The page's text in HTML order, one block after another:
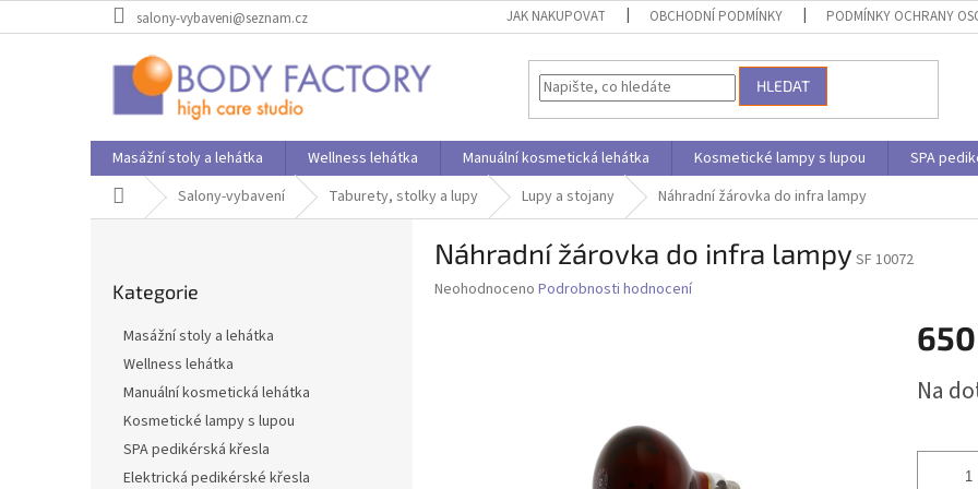
na
salony-vybaveni@seznam.cz JAK NAKUPOVAT OBCHODNÍ PODMÍNKY PODMÍNKY OCHRANY
HLEDAT
Masážní stoly a lehátka Wellness lehátka Manuální kosmetická lehátka Kosmetické lampy s lupou SPA
Domů Salony-vybavení Taburety, stolky a lupy Lupy a stojany Náhradní žárovka do infra lampy
kategorie
Kategorie
Masážní stoly a lehátka
Wellness lehátka
Manuální kosmetická lehátka
Kosmetické lampy s lupou
SPA pedikérská křesla
Elektrická pedikérské křesla
Náhradní žárovka do infra lampy SF 10072
Průměrné
Neohodnoceno Podrobnosti hodnocení
cena:
Na